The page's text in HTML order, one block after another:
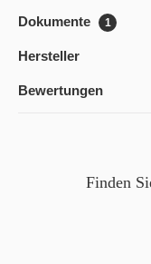
Dokumente 1
Hersteller
Bewertungen
Finden